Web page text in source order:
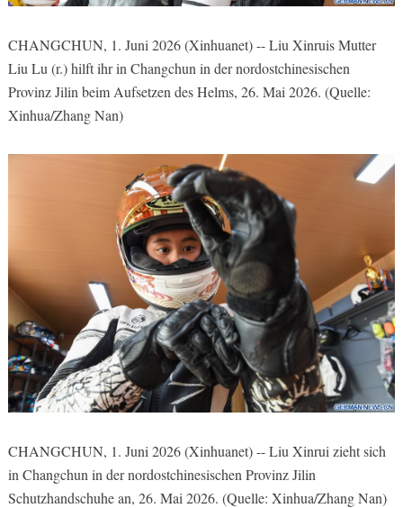
CHANGCHUN, 1. Juni 2026 (Xinhuanet) -- Liu Xinruis Mutter
Liu Lu (r.) hilft ihr in Changchun in der nordostchinesischen
Provinz Jilin beim Aufsetzen des Helms, 26. Mai 2026. (Quelle:
Xinhua/Zhang Nan)
CHANGCHUN, 1. Juni 2026 (Xinhuanet) -- Liu Xinrui zieht sich
in Changchun in der nordostchinesischen Provinz Jilin
Schutzhandschuhe an, 26. Mai 2026. (Quelle: Xinhua/Zhang Nan)